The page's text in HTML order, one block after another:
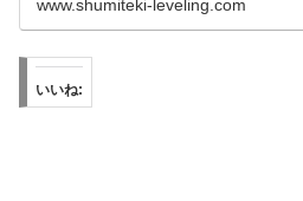
www.shumiteki-leveling.com
いいね: